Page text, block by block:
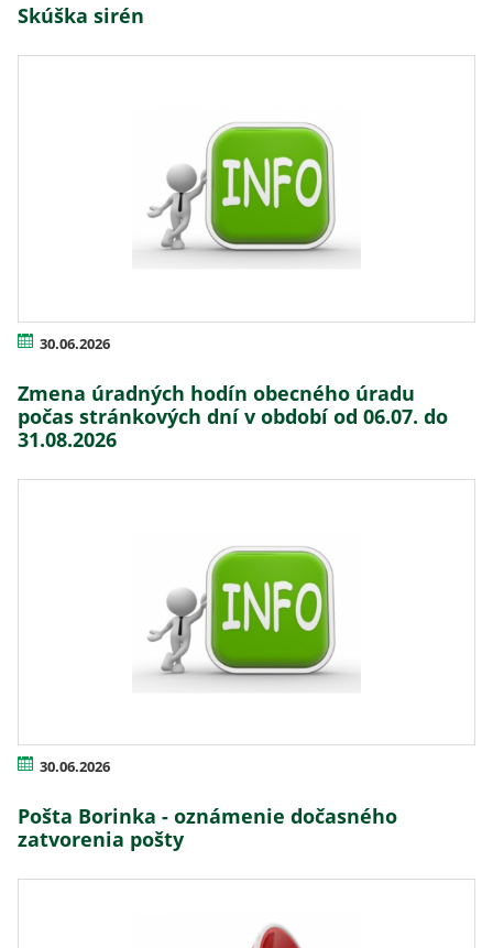
Skúška sirén
30.06.2026
Zmena úradných hodín obecného úradu
počas stránkových dní v období od 06.07. do
31.08.2026
30.06.2026
Pošta Borinka - oznámenie dočasného
zatvorenia pošty